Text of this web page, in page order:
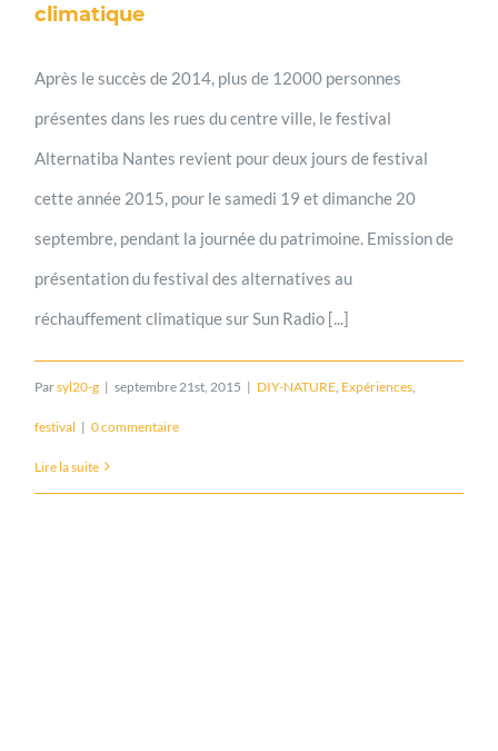
climatique
Après le succès de 2014, plus de 12000 personnes
présentes dans les rues du centre ville, le festival
Alternatiba Nantes revient pour deux jours de festival
cette année 2015, pour le samedi 19 et dimanche 20
septembre, pendant la journée du patrimoine. Emission de
présentation du festival des alternatives au
réchauffement climatique sur Sun Radio [...]
Parsyl20-g | septembre 21st, 2015 | DIY-NATURE Expériences
festival | 0 commentaire
Lire la suite